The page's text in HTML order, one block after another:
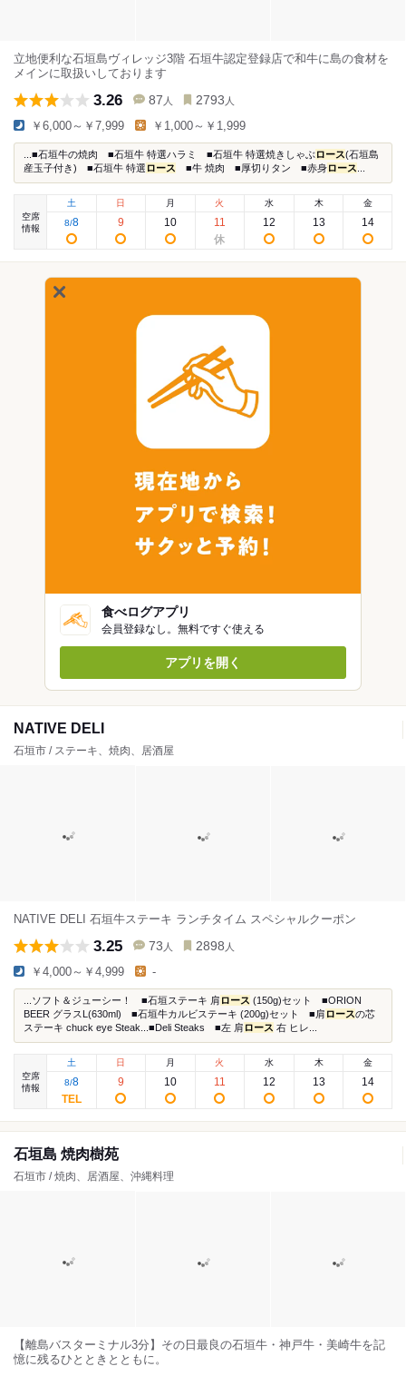
立地便利な石垣島ヴィレッジ3階 石垣牛認定登録店で和牛に島の食材を
メインに取扱いしております
3.26 87 人 2793 人
￥6,000～￥7,999 ￥1,000～￥1,999
...■石垣牛の焼肉 ■石垣牛 特選ハラミ ■石垣牛 特選焼きしゃぶロース(石垣島
産玉子付き) ■石垣牛 特選 ロース ■牛 焼肉 ■厚切りタン ■赤身ロース
空席
情報
土
8/8
日
9
月
10
火
11
水
12
木
13
金
14
食べログアプリ
会員登録なし。無料ですぐ使える
アプリを開く
NATIVE DELI
石垣市 / ステーキ、焼肉、居酒屋
NATIVE DELI 石垣牛ステーキ ランチタイム スペシャルクーポン
3.25 73 人 2898 人
￥4,000～￥4,999 -
...ソフト＆ジューシー！ ■石垣ステーキ 肩 ロース (150g)セット ■ORION
BEER グラスL(630ml) ■石垣牛カルビステーキ (200g)セット ■肩 ロースの芯
ステーキ chuck eye Steak...■Deli Steaks ■左 肩 ロース 右 ヒレ...
空席
情報
土
8/8
日
9
月
10
火
11
水
12
木
13
金
14
石垣島 焼肉樹苑
石垣市 / 焼肉、居酒屋、沖縄料理
【離島バスターミナル3分】その日最良の石垣牛・神戸牛・美崎牛を記
憶に残るひとときとともに。